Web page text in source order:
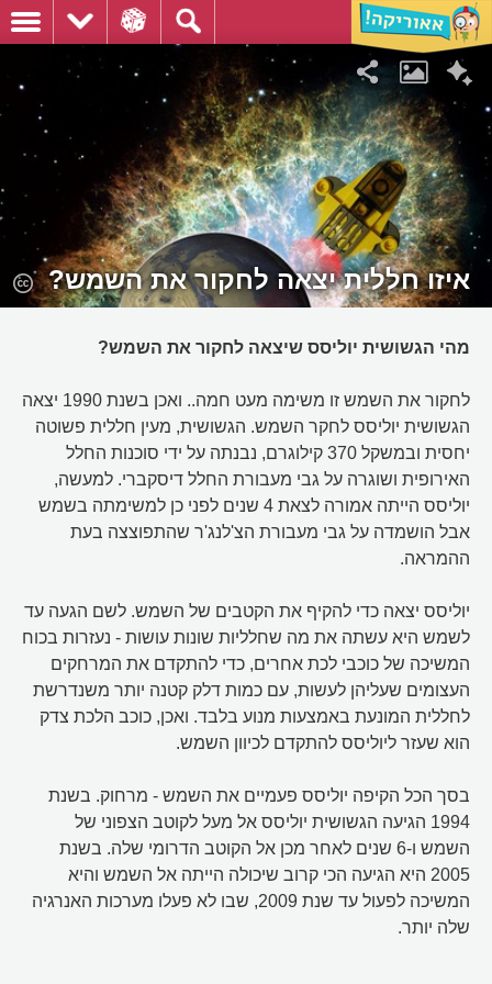
איזו חללית יצאה לחקור את השמש?
מהי הגשושית יוליסס שיצאה לחקור את השמש?
לחקור את השמש זו משימה מעט חמה.. ואכן בשנת 1990 יצאה
הגשושית יוליסס לחקר השמש. הגשושית, מעין חללית פשוטה
יחסית ובמשקל 370 קילוגרם, נבנתה על ידי סוכנות החלל
האירופית ושוגרה על גבי מעבורת החלל דיסקברי. למעשה,
יוליסס הייתה אמורה לצאת 4 שנים לפני כן למשימתה בשמש
אבל הושמדה על גבי מעבורת הצ'לנג'ר שהתפוצצה בעת
ההמראה.
יוליסס יצאה כדי להקיף את הקטבים של השמש. לשם הגעה עד
לשמש היא עשתה את מה שחלליות שונות עושות - נעזרות בכוח
המשיכה של כוכבי לכת אחרים, כדי להתקדם את המרחקים
העצומים שעליהן לעשות, עם כמות דלק קטנה יותר משנדרשת
לחללית המונעת באמצעות מנוע בלבד. ואכן, כוכב הלכת צדק
הוא שעזר ליוליסס להתקדם לכיוון השמש.
בסך הכל הקיפה יוליסס פעמיים את השמש - מרחוק. בשנת
1994 הגיעה הגשושית יוליסס אל מעל לקוטב הצפוני של
השמש ו-6 שנים לאחר מכן אל הקוטב הדרומי שלה. בשנת
2005 היא הגיעה הכי קרוב שיכולה הייתה אל השמש והיא
המשיכה לפעול עד שנת 2009, שבו לא פעלו מערכות האנרגיה
שלה יותר.